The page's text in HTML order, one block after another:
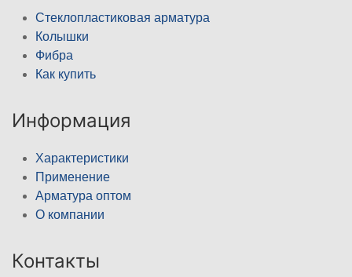
Стеклопластиковая арматура
Колышки
Фибра
Как купить
Информация
Характеристики
Применение
Арматура оптом
О компании
Контакты